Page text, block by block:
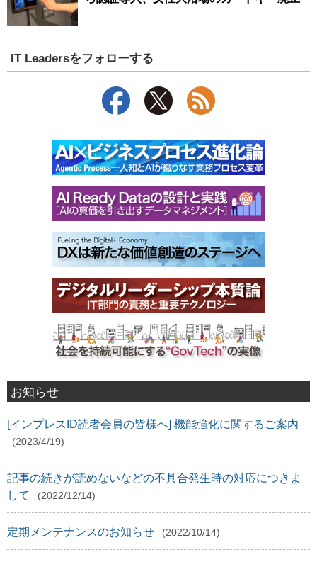
IT Leadersをフォローする
お知らせ
[インプレスID読者会員の皆様へ] 機能強化に関するご案内
(2023/4/19)
記事の続きが読めないなどの不具合発生時の対応につきま
して
(2022/12/14)
定期メンテナンスのお知らせ (2022/10/14)